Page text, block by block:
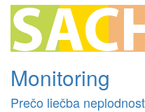
Monitoring
Prečo liečba